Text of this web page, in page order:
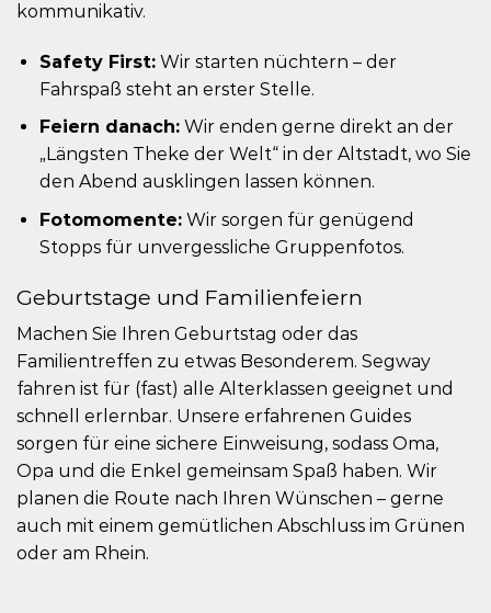
kommunikativ.
Safety First:Wir starten nüchtern – der
Fahrspaß steht an erster Stelle.
Feiern danach:Wir enden gerne direkt an der
„Längsten Theke der Welt“ in der Altstadt, wo Sie
den Abend ausklingen lassen können.
Fotomomente:Wir sorgen für genügend
Stopps für unvergessliche Gruppenfotos.
Geburtstage und Familienfeiern
Machen Sie Ihren Geburtstag oder das
Familientreffen zu etwas Besonderem. Segway
fahren ist für (fast) alle Alterklassen geeignet und
schnell erlernbar. Unsere erfahrenen Guides
sorgen für eine sichere Einweisung, sodass Oma,
Opa und die Enkel gemeinsam Spaß haben. Wir
planen die Route nach Ihren Wünschen – gerne
auch mit einem gemütlichen Abschluss im Grünen
oder am Rhein.